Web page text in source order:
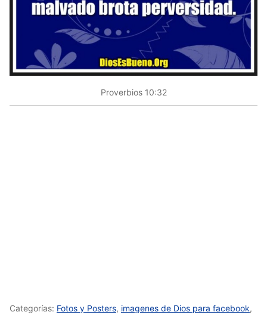
Proverbios 10:32
Categorías: Fotos y Posters, imagenes de Dios para facebook,